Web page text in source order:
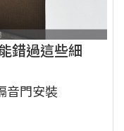
錯過這些細
音門安裝